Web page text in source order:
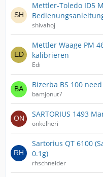
Mettler-Toledo ID5
shivahoj
Mettler Waage PM
kalibrieren
Edi
Bizerba BS 100
bamjonut7
SARTORIUS 1493
onkelheri
Sartorius QT 6100
0.1g)
rhschneider